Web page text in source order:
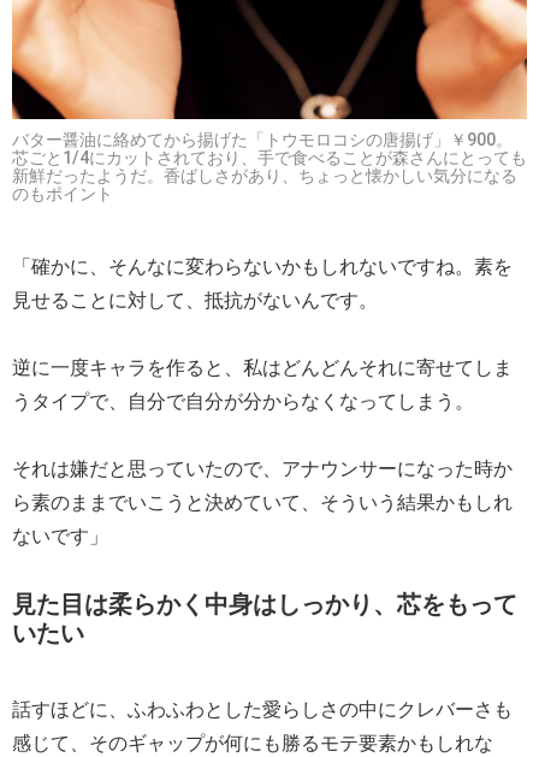
バター醤油に絡めてから揚げた「トウモロコシの唐揚げ」￥900。
芯ごと1/4にカットされており、手で食べることが森さんにとっても
新鮮だったようだ。香ばしさがあり、ちょっと懐かしい気分になる
のもポイント
「確かに、そんなに変わらないかもしれないですね。素を
見せることに対して、抵抗がないんです。
逆に一度キャラを作ると、私はどんどんそれに寄せてしま
うタイプで、自分で自分が分からなくなってしまう。
それは嫌だと思っていたので、アナウンサーになった時か
ら素のままでいこうと決めていて、そういう結果かもしれ
ないです」
見た目は柔らかく中身はしっかり、芯をもって
いたい
話すほどに、ふわふわとした愛らしさの中にクレバーさも
感じて、そのギャップが何にも勝るモテ要素かもしれな